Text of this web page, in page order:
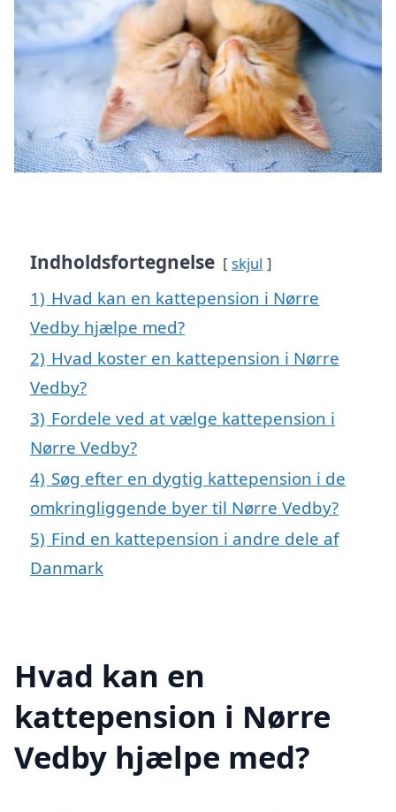
Indholdsfortegnelse skjul
1) Hvad kan en kattepension i Nørre
Vedby hjælpe med?
2) Hvad koster en kattepension i Nørre
Vedby?
3) Fordele ved at vælge kattepension i
Nørre Vedby?
4) Søg efter en dygtig kattepension i de
omkringliggende byer til Nørre Vedby?
5) Find en kattepension i andre dele af
Danmark
Hvad kan en
kattepension i Nørre
Vedby hjælpe med?